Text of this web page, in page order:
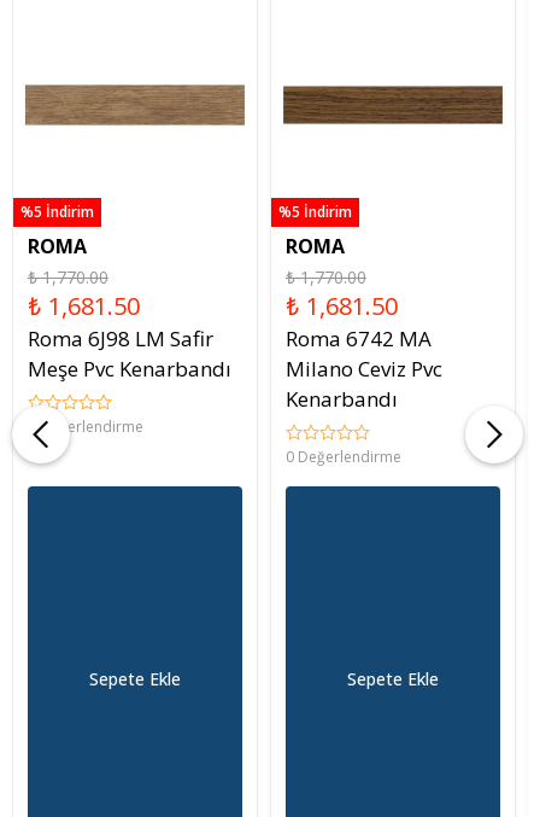
%5 İndirim
ROMA
₺ 1,770.00
₺ 1,681.50
Roma 6J98 LM Safir
Meşe Pvc Kenarbandı
0 Değerlendirme
Sepete Ekle
%5 İndirim
ROMA
₺ 1,770.00
₺ 1,681.50
Roma 6742 MA
Milano Ceviz Pvc
Kenarbandı
0 Değerlendirme
Sepete Ekle